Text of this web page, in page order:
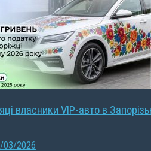
власники VIP-авто в
03/2026